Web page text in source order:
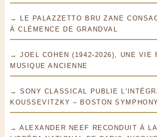
→ LE PALAZZETTO BRU ZANE
À CLÉMENCE DE GRANDVAL
→ JOEL COHEN (1942-2026), UNE VIE
MUSIQUE ANCIENNE
→ SONY CLASSICAL PUBLIE
KOUSSEVITZKY – BOSTON
→ ALEXANDER NEEF RECONDUIT À